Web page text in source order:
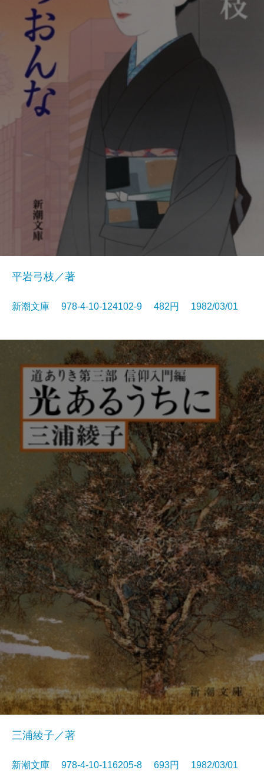
平岩弓枝／著
新潮文庫 978-4-10-124102-9 482円 1982/03/01
三浦綾子／著
新潮文庫 978-4-10-116205-8 693円 1982/03/01